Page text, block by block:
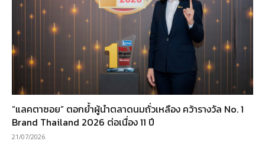
“แลคตาซอย” ตอกย้ำผู้นำตลาดนมถั่วเหลือง คว้ารางวัล No. 1
Brand Thailand 2026 ต่อเนื่อง 11 ปี
21/07/2026